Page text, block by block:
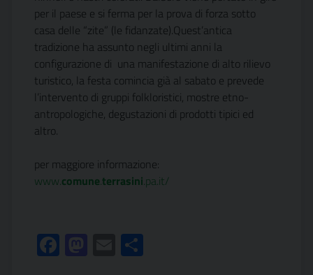
per il paese e si ferma per la prova di forza sotto
casa delle “zite” (le fidanzate).Quest’antica
tradizione ha assunto negli ultimi anni la
configurazione di una manifestazione di alto rilievo
turistico, la festa comincia già al sabato e prevede
l’intervento di gruppi folkloristici, mostre etno-
antropologiche, degustazioni di prodotti tipici ed
altro.
per maggiore informazione:
www.comune.terrasini.pa.it/
Facebook
Mastodon
Email